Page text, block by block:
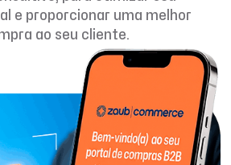
e proporcionar uma melhor
ao seu cliente.